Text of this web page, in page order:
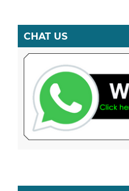
CHAT US